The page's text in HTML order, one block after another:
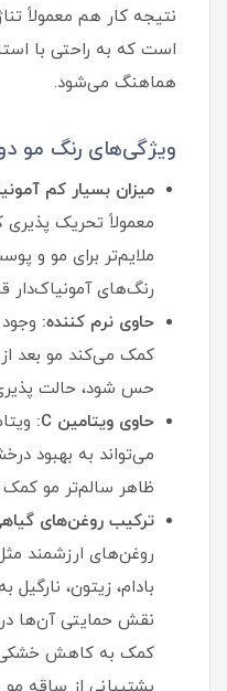
نتیجه کار هم معمولاً
است که به‌ راحتی با
هماهنگ می‌شود.
ویژگی‌های رنگ مو
میزان بسیار کم
معمولاً تحریک‌ پذیری
ملایم‌تر برای مو و
رنگ‌های آمونیاک‌دار
حاوی نرم‌ کننده:
کمک می‌کند مو بعد
حس شود، حالت‌
حاوی ویتامین C:
می‌تواند به بهبود
ظاهر سالم‌تر مو کمک
ترکیب روغن‌های
روغن‌های ارزشمند
بادام، زیتون، نارگیل
نقش حمایتی آن‌ها
کمک به کاهش خشکی،